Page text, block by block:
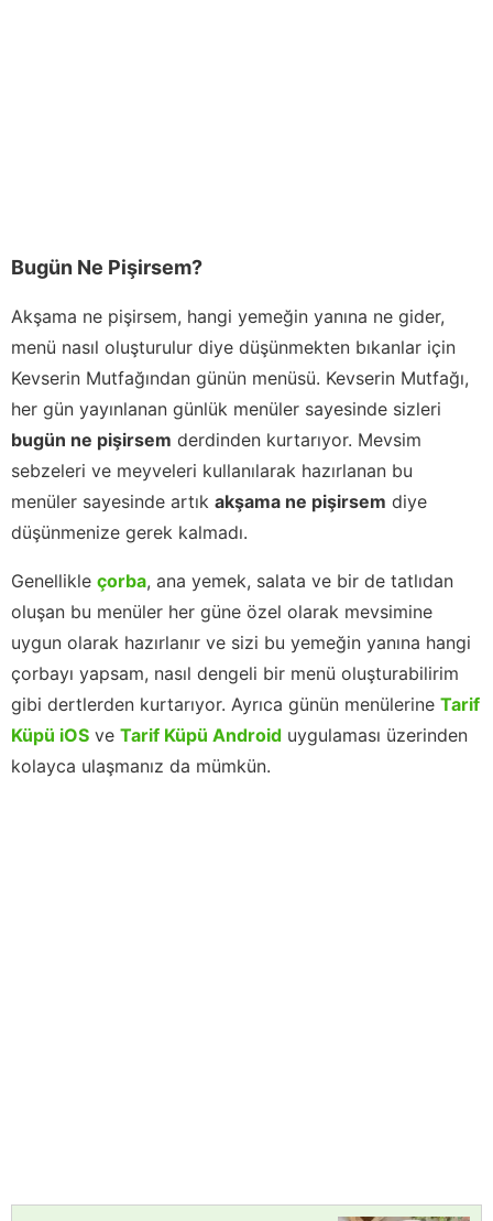
Bugün Ne Pişirsem?
Akşama ne pişirsem, hangi yemeğin yanına ne gider,
menü nasıl oluşturulur diye düşünmekten bıkanlar için
Kevserin Mutfağından günün menüsü. Kevserin Mutfağı,
her gün yayınlanan günlük menüler sayesinde sizleri
bugün ne pişirsem derdinden kurtarıyor. Mevsim
sebzeleri ve meyveleri kullanılarak hazırlanan bu
menüler sayesinde artık akşama ne pişirsem diye
düşünmenize gerek kalmadı.
Genellikle çorba, ana yemek, salata ve bir de tatlıdan
oluşan bu menüler her güne özel olarak mevsimine
uygun olarak hazırlanır ve sizi bu yemeğin yanına hangi
çorbayı yapsam, nasıl dengeli bir menü oluşturabilirim
gibi dertlerden kurtarıyor. Ayrıca günün menülerine Tarif
Küpü iOS ve Tarif Küpü Android uygulaması üzerinden
kolayca ulaşmanız da mümkün.